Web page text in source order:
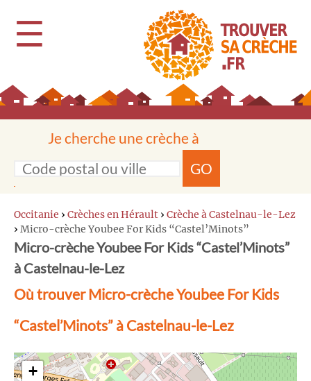
☰
Je cherche une crèche à
GO
Occitanie › Crèches en Hérault › Crèche à Castelnau-le-Lez
› Micro-crèche Youbee For Kids “Castel’Minots”
Micro-crèche Youbee For Kids “Castel’Minots”
à Castelnau-le-Lez
Où trouver Micro-crèche Youbee For Kids
“Castel’Minots” à Castelnau-le-Lez
+